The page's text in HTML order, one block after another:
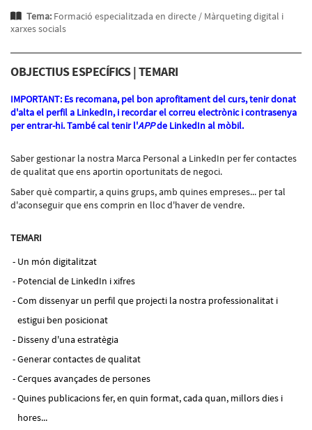
Tema: Formació especialitzada en directe / Màrqueting digital i
xarxes socials
OBJECTIUS ESPECÍFICS | TEMARI
IMPORTANT: Es recomana, pel bon aprofitament del curs, tenir donat
d'alta el perfil a LinkedIn, i recordar el correu electrònic i contrasenya
per entrar-hi. També cal tenir l'APPde LinkedIn al mòbil.
Saber gestionar la nostra Marca Personal a LinkedIn per fer contactes
de qualitat que ens aportin oportunitats de negoci.
Saber què compartir, a quins grups, amb quines empreses... per tal
d'aconseguir que ens comprin en lloc d'haver de vendre.
TEMARI
Un món digitalitzat
Potencial de LinkedIn i xifres
Com dissenyar un perfil que projecti la nostra professionalitat i
estigui ben posicionat
Disseny d'una estratègia
Generar contactes de qualitat
Cerques avançades de persones
Quines publicacions fer, en quin format, cada quan, millors dies i
hores...